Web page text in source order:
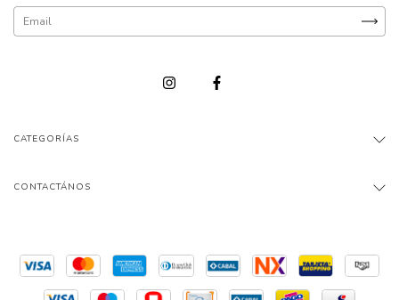
CATEGORÍAS
CONTACTÁNOS